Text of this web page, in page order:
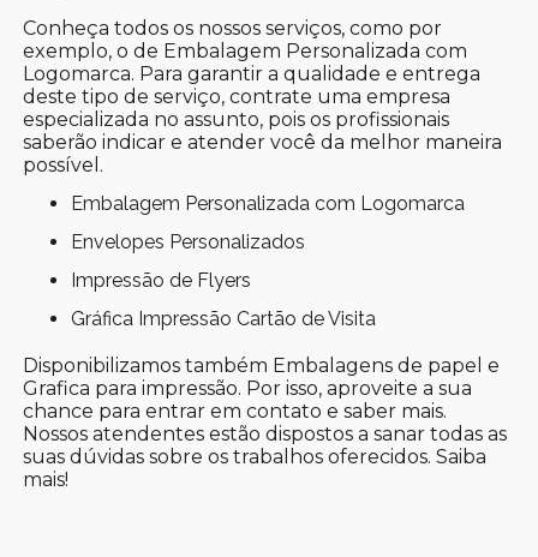
Conheça todos os nossos serviços, como por
exemplo, o de Embalagem Personalizada com
Logomarca. Para garantir a qualidade e entrega
deste tipo de serviço, contrate uma empresa
especializada no assunto, pois os profissionais
saberão indicar e atender você da melhor maneira
possível.
Embalagem Personalizada com Logomarca
Envelopes Personalizados
Impressão de Flyers
Gráfica Impressão Cartão de Visita
Disponibilizamos também Embalagens de papel e
Grafica para impressão. Por isso, aproveite a sua
chance para entrar em contato e saber mais.
Nossos atendentes estão dispostos a sanar todas as
suas dúvidas sobre os trabalhos oferecidos. Saiba
mais!